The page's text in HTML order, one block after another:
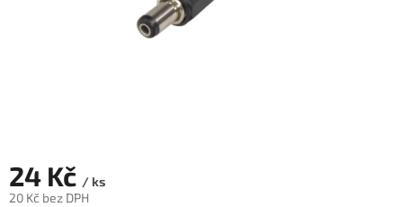
24 Kč / ks
20 Kč bez DPH